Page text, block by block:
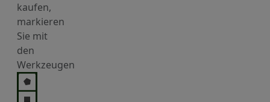
kaufen,
markieren
Sie mit
den
Werkzeugen